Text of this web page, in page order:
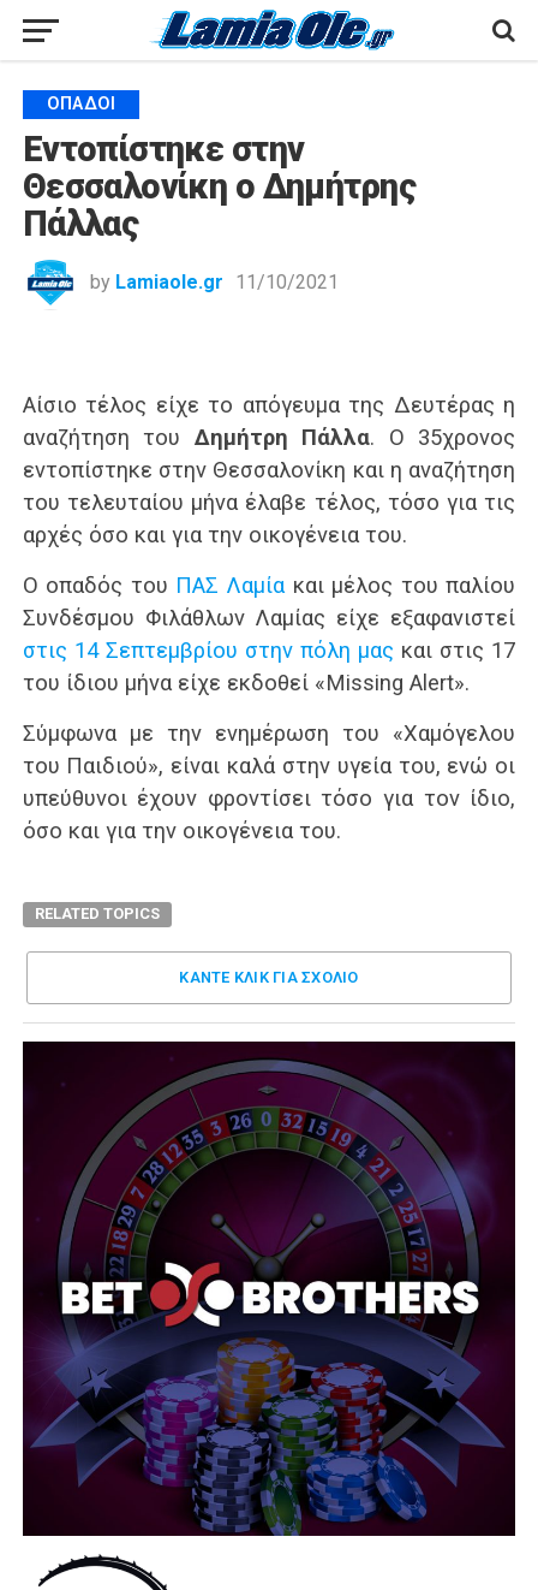
ΟΠΑΔΟΊ
Εντοπίστηκε στην
Θεσσαλονίκη ο Δημήτρης
Πάλλας
by Lamiaole.gr 11/10/2021
Αίσιο τέλος είχε το απόγευμα της Δευτέρας η
αναζήτηση του Δημήτρη Πάλλα. Ο 35χρονος
εντοπίστηκε στην Θεσσαλονίκη και η αναζήτηση
του τελευταίου μήνα έλαβε τέλος, τόσο για τις
αρχές όσο και για την οικογένεια του.
Ο οπαδός του ΠΑΣ Λαμία και μέλος του παλίου
Συνδέσμου Φιλάθλων Λαμίας είχε εξαφανιστεί
στις 14 Σεπτεμβρίου στην πόλη μας και στις 17
του ίδιου μήνα είχε εκδοθεί «Missing Alert».
Σύμφωνα με την ενημέρωση του «Χαμόγελου
του Παιδιού», είναι καλά στην υγεία του, ενώ οι
υπεύθυνοι έχουν φροντίσει τόσο για τον ίδιο,
όσο και για την οικογένεια του.
RELATED TOPICS
ΚΑΝΤΕ ΚΛΊΚ ΓΙΑ ΣΧΌΛΙΟ